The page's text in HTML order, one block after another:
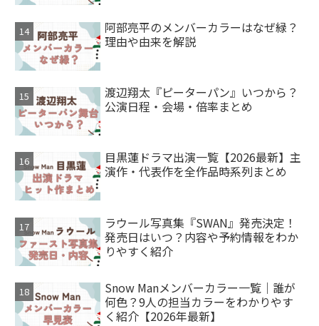
阿部亮平のメンバーカラーはなぜ緑？
理由や由来を解説
渡辺翔太『ピーターパン』いつから？
公演日程・会場・倍率まとめ
目黒蓮ドラマ出演一覧【2026最新】主
演作・代表作を全作品時系列まとめ
ラウール写真集『SWAN』発売決定！
発売日はいつ？内容や予約情報をわか
りやすく紹介
Snow Manメンバーカラー一覧｜誰が
何色？9人の担当カラーをわかりやす
く紹介【2026年最新】